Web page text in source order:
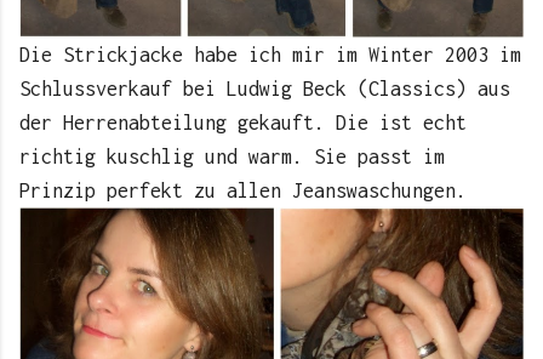
Die Strickjacke habe ich mir im Winter 2003 im
Schlussverkauf bei Ludwig Beck (Classics) aus
der Herrenabteilung gekauft. Die ist echt
richtig kuschlig und warm. Sie passt im
Prinzip perfekt zu allen Jeanswaschungen.